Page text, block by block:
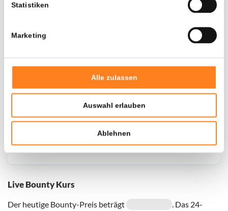
Statistiken
Marketing
Alle zulassen
Auswahl erlauben
Ablehnen
Live Bounty Kurs
Der heutige Bounty-Preis beträgt
. Das 24-
Door een fout konden er geen gegevens worden
opgehaald, probeer het later opnieuw.